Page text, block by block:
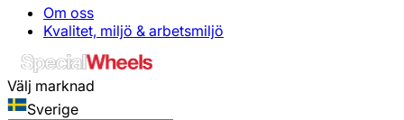
Om oss
Kvalitet, miljö & arbetsmiljö
Välj marknad
Sverige